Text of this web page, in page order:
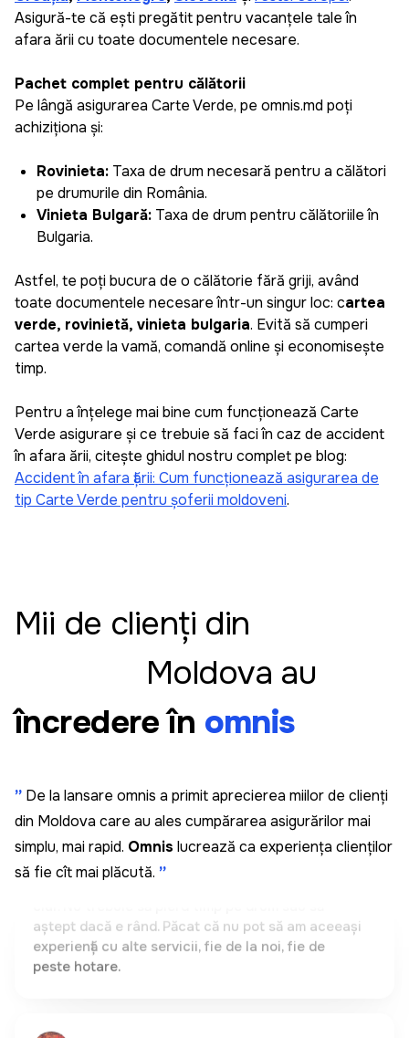
Asigură-te că ești pregătit pentru vacanțele tale în
afara țării cu toate documentele necesare.
Pachet complet pentru călătorii
Pe lângă asigurarea Carte Verde, pe omnis.md poți
achiziționa și:
Rovinieta: Taxa de drum necesară pentru a călători
pe drumurile din România.
Vinieta Bulgară: Taxa de drum pentru călătoriile în
Bulgaria.
Astfel, te poți bucura de o călătorie fără griji, având
toate documentele necesare într-un singur loc: cartea
verde, rovinietă, vinieta bulgaria. Evită să cumperi
cartea verde la vamă, comandă online și economisește
timp.
Pentru a înțelege mai bine cum funcționează Carte
Verde asigurare și ce trebuie să faci în caz de accident
în afara țării, citește ghidul nostru complet pe blog:
Accident în afara țării: Cum funcționează asigurarea de
tip Carte Verde pentru șoferii moldoveni.
Mii de clienți din
Moldova au
încredere în omnis
” De la lansare omnis a primit aprecierea miilor de clienți
din Moldova care au ales cumpărarea asigurărilor mai
simplu, mai rapid. Omnis lucrează ca experiența clienților
să fie cît mai plăcută. ”
Daniela
Plăcut surprinsă cît de repede și ușor poți genera
o asigurare pentru mașină, pot salva datele mele
și la următoarea asigurare pot să o creez doar în
câțiva pași simpli. Recomand aplicația pentru cei
care apreciază timpul și eficiența.
Sergiu Pascaru
Recomand, e super simplu să administrez
asigurările mașinilor din familiei și cele pe
Am fost surprins de cât de rapidă și prietenoasă a
formularele. În Omnis, am introdus doar două
numere și am fost sigur că datele sunt corecte și
că mașina aparține într-adevăr mie. Foarte rapid și
clar. Nu trebuie să pierd timp pe drum sau să
aștept dacă e rând. Păcat că nu pot să am aceeași
peste hotare.